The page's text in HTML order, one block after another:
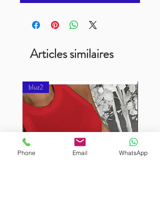
Articles similaires
bluz2
Phone Email WhatsApp